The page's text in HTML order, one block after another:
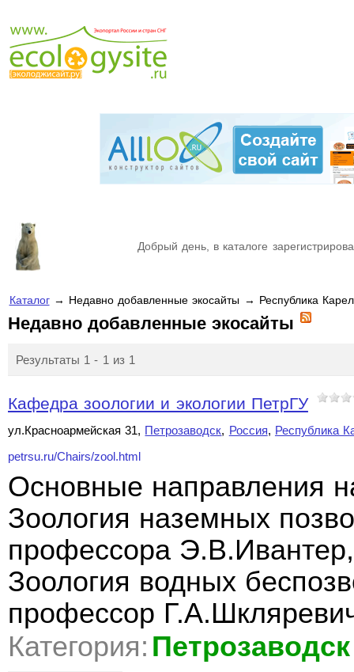
Добрый день, в каталоге
Каталог→ Недавно добавленные экосайты → Республика
Недавно добавленные экосайты
Результаты 1 - 1 из 1
Кафедра зоологии и экологии ПетрГУ
ул.Красноармейская 31, Петрозаводск, Россия, Республика
petrsu.ru/Chairs/zool.html
Основные направления
Зоология наземных
профессора
Зоология водных
профессор
Категория: Петрозаводск